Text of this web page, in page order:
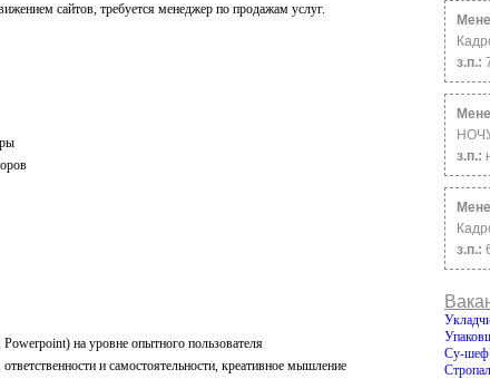
сайтов, требуется менеджер по продажам услуг.
на уровне опытного пользователя
и самостоятельности, креативное мышление
з.п.:
з.п.:
з.п.:
Су-шеф